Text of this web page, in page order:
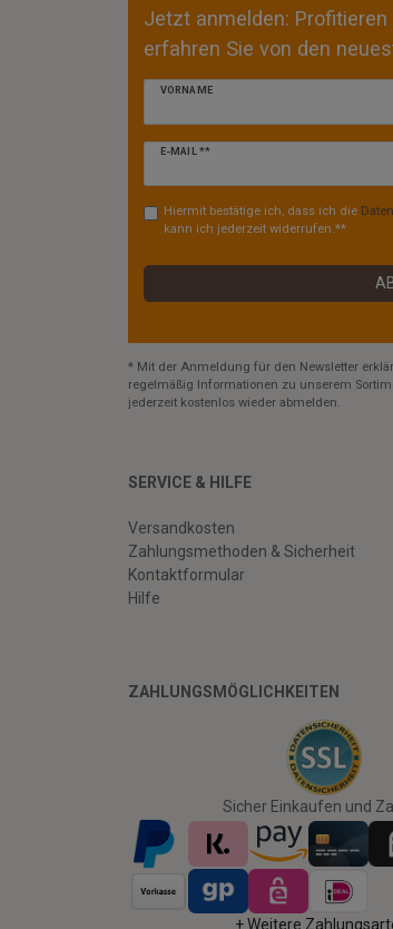
Jetzt anmelden:
erfahren Sie von den
VORNAME
E-MAIL **
Newsletter
Hiermit bestätige ich, dass ich die
kann ich jederzeit widerrufen.**
* Mit der Anmeldung für den Newsletter
regelmäßig Informationen zu unserem
jederzeit kostenlos wieder abmelden.
SERVICE & HILFE
Versandkosten
Zahlungsmethoden & Sicherheit
Kontaktformular
Hilfe
ZAHLUNGSMÖGLICHKEITEN
Sicher Einkaufen und
+ Weitere
Twitter Youtube